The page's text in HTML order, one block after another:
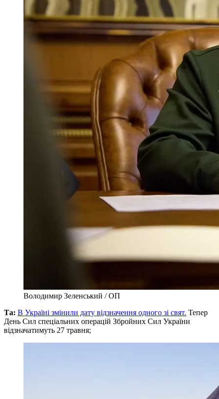
Володимир Зеленський / ОП
Та: В Україні змінили дату відзначення одного зі свят. Тепер
День Сил спеціальних операцій Збройних Сил України
відзначатимуть 27 травня;